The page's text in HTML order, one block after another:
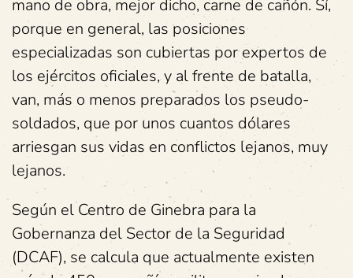
mano de obra, mejor dicho, carne de cañón. Sí,
porque en general, las posiciones
especializadas son cubiertas por expertos de
los ejércitos oficiales, y al frente de batalla,
van, más o menos preparados los pseudo-
soldados, que por unos cuantos dólares
arriesgan sus vidas en conflictos lejanos, muy
lejanos.
Según el Centro de Ginebra para la
Gobernanza del Sector de la Seguridad
(DCAF), se calcula que actualmente existen